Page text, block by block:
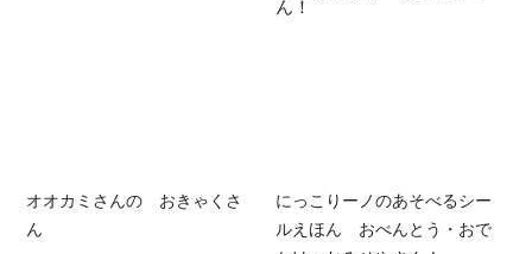
オオカミさんの おきゃくさ
ん
にっこりーノのあそべるシー
ルえほん おべんとう・おで